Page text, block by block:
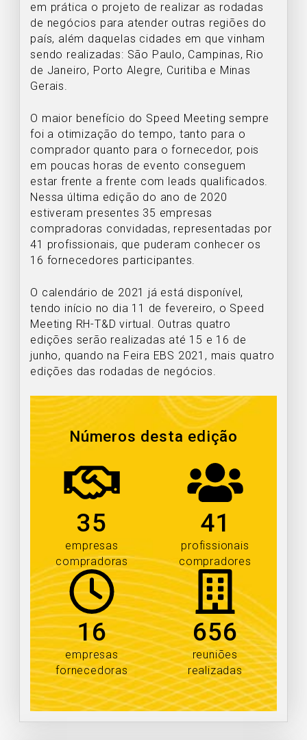
em prática o projeto de realizar as rodadas
de negócios para atender outras regiões do
país, além daquelas cidades em que vinham
sendo realizadas: São Paulo, Campinas, Rio
de Janeiro, Porto Alegre, Curitiba e Minas
Gerais.
O maior benefício do Speed Meeting sempre
foi a otimização do tempo, tanto para o
comprador quanto para o fornecedor, pois
em poucas horas de evento conseguem
estar frente a frente com leads qualificados.
Nessa última edição do ano de 2020
estiveram presentes 35 empresas
compradoras convidadas, representadas por
41 profissionais, que puderam conhecer os
16 fornecedores participantes.
O calendário de 2021 já está disponível,
tendo início no dia 11 de fevereiro, o Speed
Meeting RH-T&D virtual. Outras quatro
edições serão realizadas até 15 e 16 de
junho, quando na Feira EBS 2021, mais quatro
edições das rodadas de negócios.
Números desta edição
35
empresas
compradoras
41
profissionais
compradores
16
empresas
fornecedoras
656
reuniões
realizadas